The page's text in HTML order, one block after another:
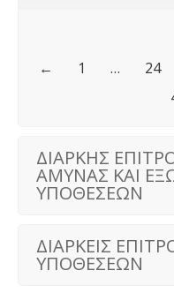
← 1 … 24
ΔΙΑΡΚΗΣ
ΑΜΥΝΑΣ ΚΑΙ
ΥΠΟΘΕΣΕΩΝ
ΔΙΑΡΚΕΙΣ
ΥΠΟΘΕΣΕΩΝ